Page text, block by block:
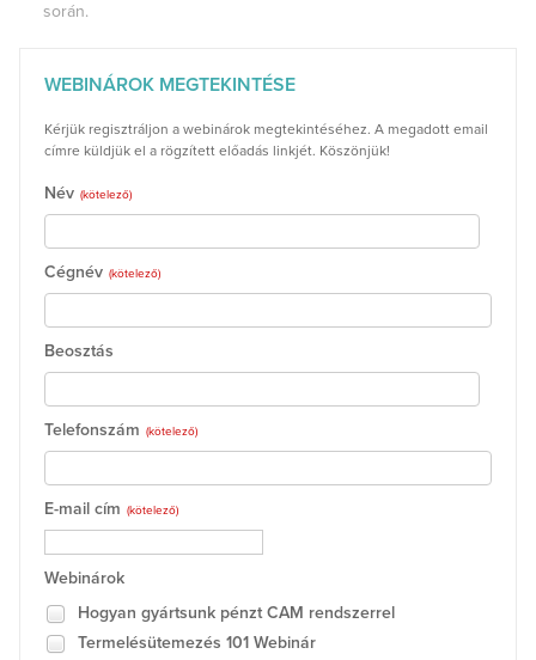
során.
WEBINÁROK MEGTEKINTÉSE
Kérjük regisztráljon a webinárok megtekintéséhez. A megadott email
címre küldjük el a rögzített előadás linkjét. Köszönjük!
Név (kötelező)
Cégnév (kötelező)
Beosztás
Telefonszám (kötelező)
E-mail cím (kötelező)
Webinárok
Hogyan gyártsunk pénzt CAM rendszerrel
Termelésütemezés 101 Webinár